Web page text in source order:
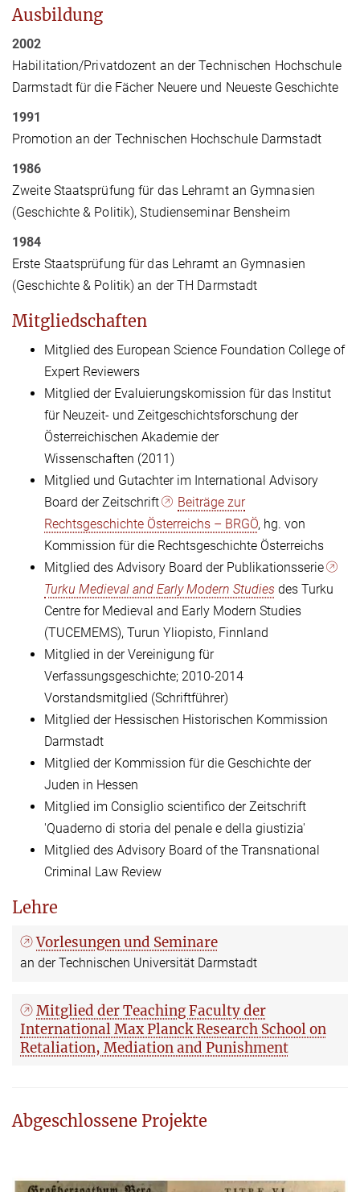
Ausbildung
2002
Habilitation/Privatdozent an der Technischen Hochschule
Darmstadt für die Fächer Neuere und Neueste Geschichte
1991
Promotion an der Technischen Hochschule Darmstadt
1986
Zweite Staatsprüfung für das Lehramt an Gymnasien
(Geschichte & Politik), Studienseminar Bensheim
1984
Erste Staatsprüfung für das Lehramt an Gymnasien
(Geschichte & Politik) an der TH Darmstadt
Mitgliedschaften
Mitglied des European Science Foundation College of
Expert Reviewers
Mitglied der Evaluierungskomission für das Institut
für Neuzeit- und Zeitgeschichtsforschung der
Österreichischen Akademie der
Wissenschaften (2011)
Mitglied und Gutachter im International Advisory
Board der Zeitschrift
Beiträge zur
Rechtsgeschichte Österreichs – BRGÖ, hg. von
Kommission für die Rechtsgeschichte Österreichs
Mitglied des Advisory Board der Publikationsserie
Turku Medieval and Early Modern Studies des Turku
Centre for Medieval and Early Modern Studies
(TUCEMEMS), Turun Yliopisto, Finnland
Mitglied in der Vereinigung für
Verfassungsgeschichte; 2010-2014
Vorstandsmitglied (Schriftführer)
Mitglied der Hessischen Historischen Kommission
Darmstadt
Mitglied der Kommission für die Geschichte der
Juden in Hessen
Mitglied im Consiglio scientifico der Zeitschrift
'Quaderno di storia del penale e della giustizia'
Mitglied des Advisory Board of the Transnational
Criminal Law Review
Lehre
Vorlesungen und Seminare
an der Technischen Universität Darmstadt
Mitglied der Teaching Faculty der
International Max Planck Research School on
Retaliation, Mediation and Punishment
Abgeschlossene Projekte